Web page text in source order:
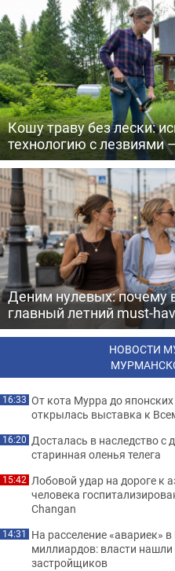
Кошу траву без лески:
технологию с лезвиями
Деним нулевых:
главный летний must-
НОВОСТИ
16:33 От кота Мурра до
открылась выставка к
16:20 Досталась в наследство
старинная оленья телега
15:42 Лобовой удар на дороге к
человека
Changan
14:31 На расселение «авариек»
миллиардов: власти нашли
застройщиков